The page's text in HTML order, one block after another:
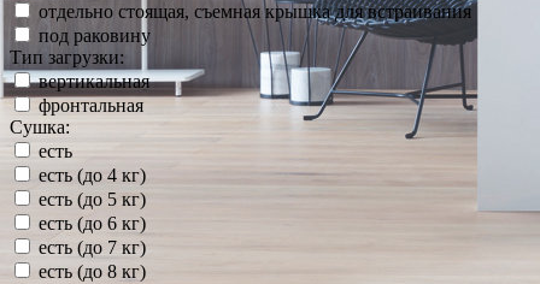
отдельно стоящая, съемная крышка для встраивания
под раковину
Тип загрузки:
вертикальная
фронтальная
Сушка:
есть
есть (до 4 кг)
есть (до 5 кг)
есть (до 6 кг)
есть (до 7 кг)
есть (до 8 кг)